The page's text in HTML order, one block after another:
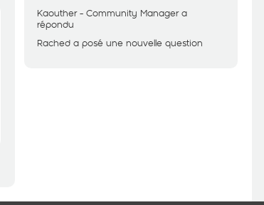
Kaouther - Community Manager a
répondu
Rached a posé une nouvelle question